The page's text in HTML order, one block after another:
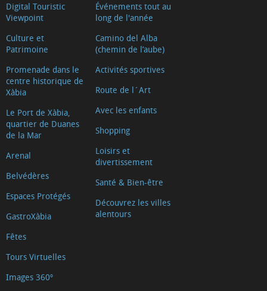
Digital Touristic
Viewpoint
Culture et
Patrimoine
Promenade dans le
centre historique de
Xàbia
Le Port de Xàbia,
quartier de Duanes
de la Mar
Arenal
Belvédères
Espaces Protégés
GastroXàbia
Fêtes
Tours Virtuelles
Images 360º
Événements tout au
long de l'année
Camino del Alba
(chemin de l’aube)
Activités sportives
Route de l´Art
Avec les enfants
Shopping
Loisirs et
divertissement
Santé & Bien-être
Découvrez les villes
alentours